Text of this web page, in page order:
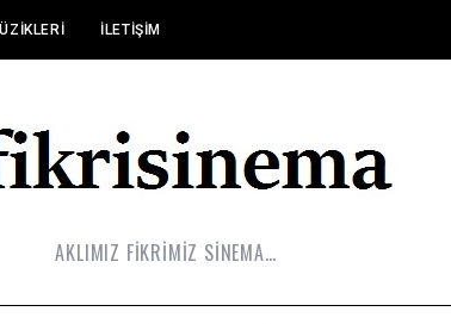
İLETIŞIM
AKLIMIZ FİKRİMİZ SİNEMA…